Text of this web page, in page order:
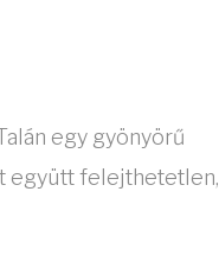
egy gyönyörű
együtt felejthetetlen,